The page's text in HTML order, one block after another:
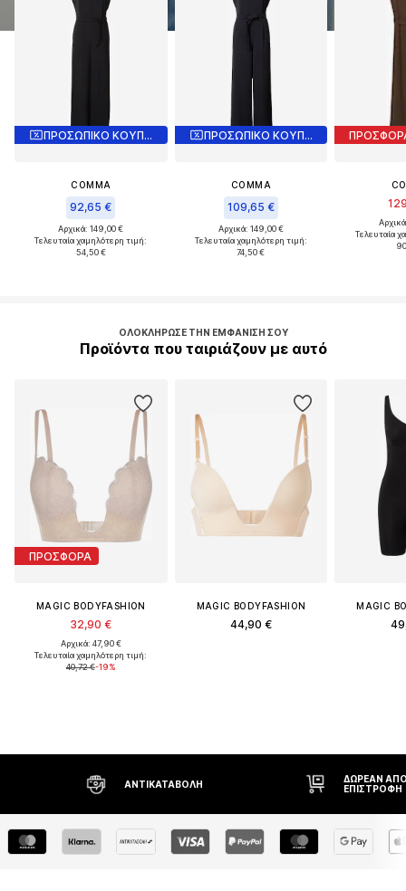
ΠΡΟΣΩΠΙΚΟ ΚΟΥΠΟΝΙ
COMMA
92,65 €
Αρχικά: 149,00 €
Τελευταία χαμηλότερη τιμή:
54,50 €
ΠΡΟΣΩΠΙΚΟ ΚΟΥΠΟΝΙ
COMMA
109,65 €
Αρχικά: 149,00 €
Τελευταία χαμηλότερη τιμή:
74,50 €
Τελευταία
ΟΛΟΚΛΉΡΩΣΕ ΤΗΝ ΕΜΦΆΝΙΣΉ ΣΟΥ
Προϊόντα που ταιριάζουν με αυτό
ΠΡΟΣΦΟΡΑ
MAGIC BODYFASHION
32,90 €
Αρχικά: 47,90 €
Τελευταία χαμηλότερη τιμή:
40,72 €-19%
MAGIC BODYFASHION
44,90 €
MAGIC
ΔΩΡΕΆΝ ΑΠΟΣΤΟΛΉ* ΚΑΙ
ΕΠΙΣΤΡΟΦΉ